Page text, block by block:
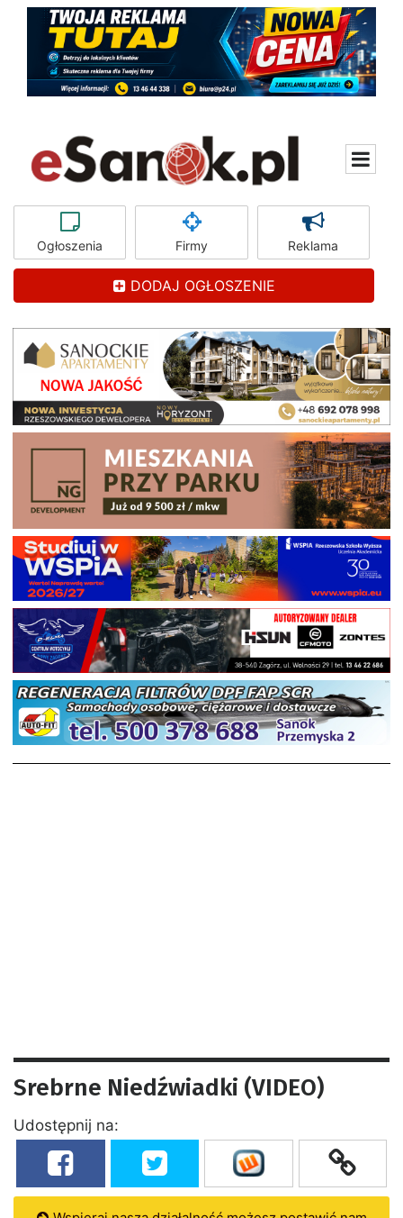
Ogłoszenia Firmy Reklama
DODAJ OGŁOSZENIE
Srebrne Niedźwiadki (VIDEO)
Udostępnij na: